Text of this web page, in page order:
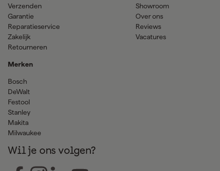
Verzenden
Garantie
Reparatieservice
Zakelijk
Retourneren
Merken
Bosch
DeWalt
Festool
Stanley
Makita
Milwaukee
Showroom
Over ons
Reviews
Vacatures
Wil je ons volgen?